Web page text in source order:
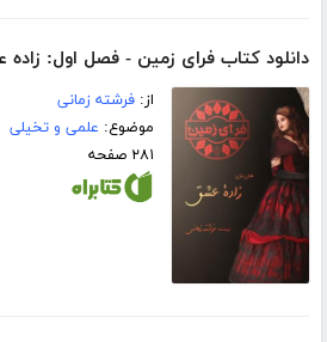
دانلود کتاب فرای زمین - فصل اول:
از:فرشته زمانی
موضوع: علمی و تخیلی
۲۸۱ صفحه